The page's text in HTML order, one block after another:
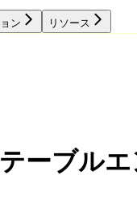
ン リソース
ーブル